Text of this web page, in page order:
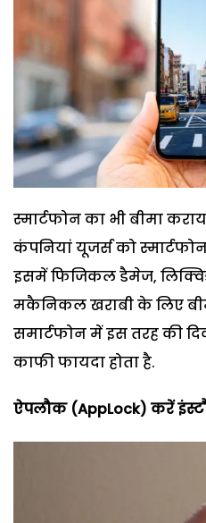
स्मार्टफोन का भी बीमा
कंपनियां यूजर्स को
इसमें फिजिकल डैमेज,
मकैनिकल खराबी के लिए
समार्टफोन में इस तरह की
काफी फायदा होता है.
ऐपलौक (AppLock) करें